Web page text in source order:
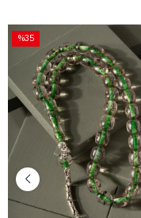
%35
%35İndirim